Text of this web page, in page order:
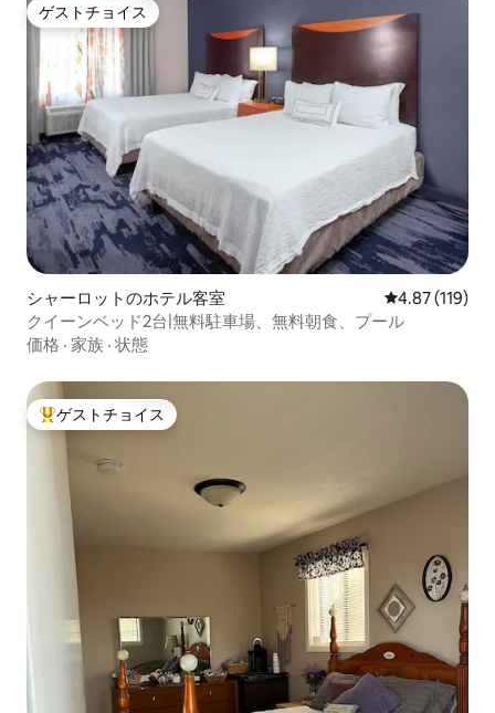
ゲストチョイス
ゲストチョイス
シャーロットのホテル客室 レビュー119
4.87 (119)
クイーンベッド2台|無料駐車場、無料朝食、プール
価格 · 家族 · 状態
大好評のゲストチョイスです。
ゲストチョイス